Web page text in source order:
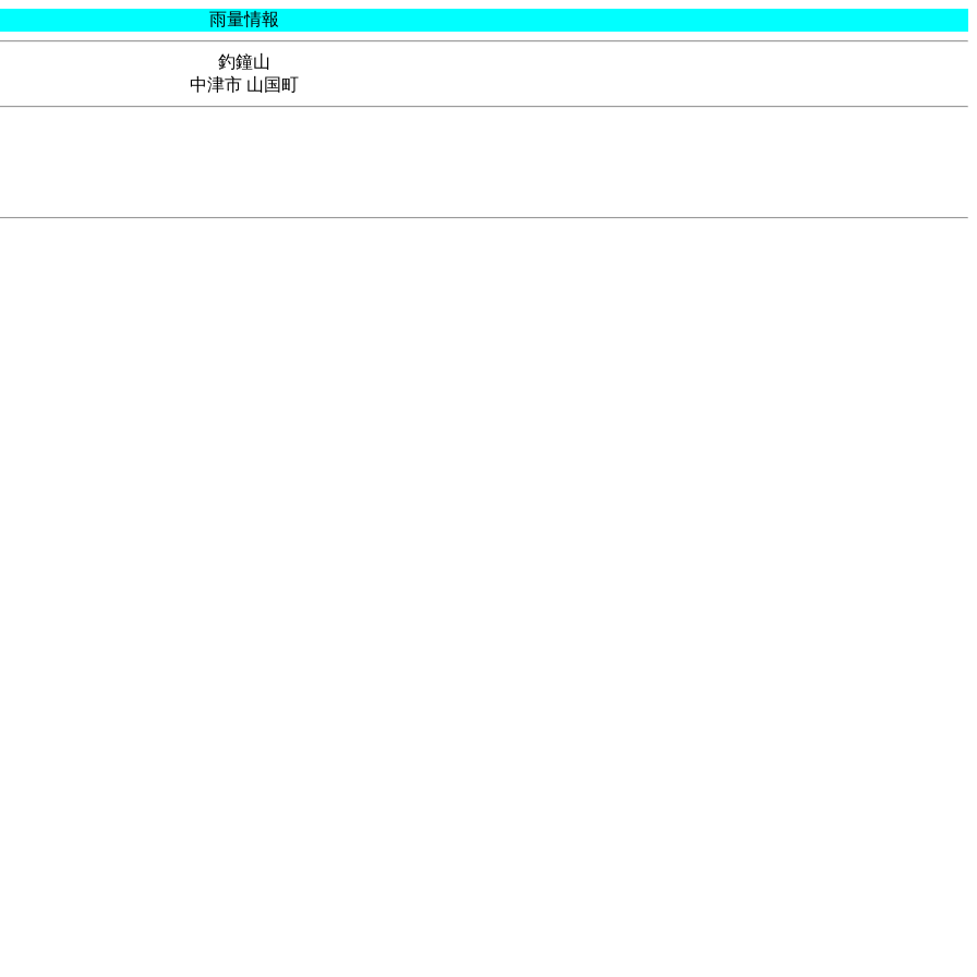
雨量情報
釣鐘山
中津市 山国町